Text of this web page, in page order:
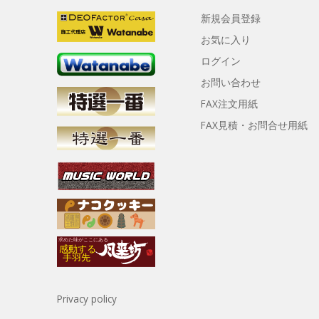
新規会員登録
お気に入り
ログイン
お問い合わせ
FAX注文用紙
FAX見積・お問合せ用紙
Privacy policy